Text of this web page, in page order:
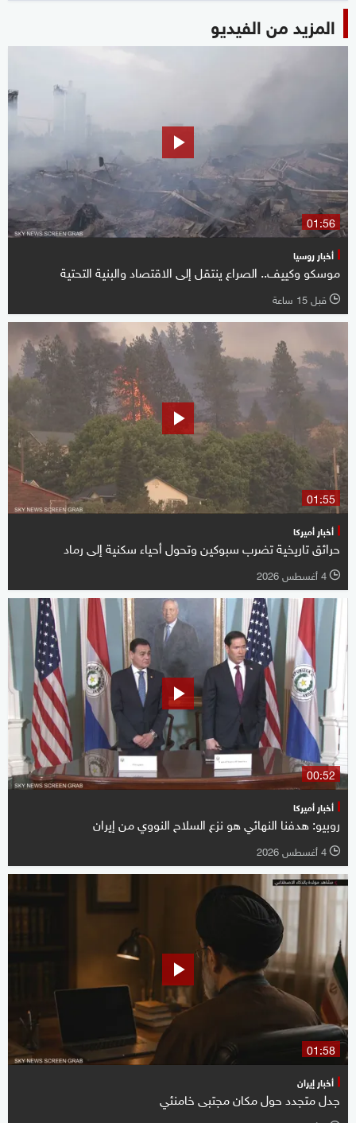
المزيد من الفيديو
01:56
أخبار روسيا
موسكو وكييف.. الصراع ينتقل إلى الاقتصاد والبنية التحتية
l قبل 15 ساعة
01:55
أخبار أميركا
حرائق تاريخية تضرب سبوكين وتحول أحياء سكنية إلى رماد
l 4 أغسطس 2026
00:52
أخبار أميركا
روبيو: هدفنا النهائي هو نزع السلاح النووي من إيران
l 4 أغسطس 2026
01:58
أخبار إيران
جدل متجدد حول مكان مجتبى خامنئي